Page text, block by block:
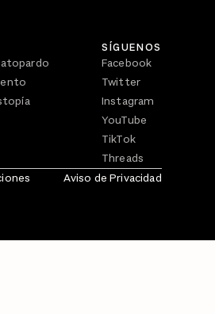
SÍGUENOS
Facebook
Twitter
Instagram
YouTube
TikTok
Threads
Aviso de Privacidad